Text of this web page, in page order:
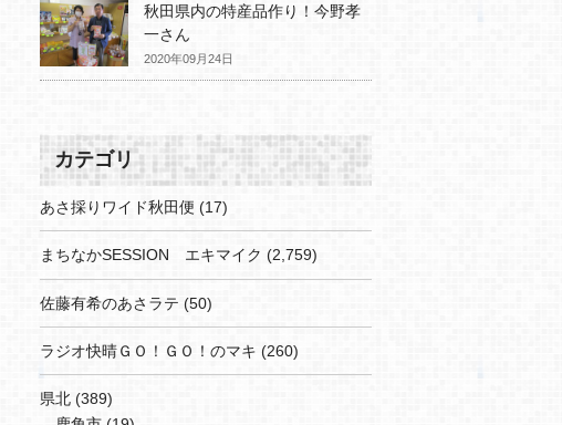
秋田県内の特産品作り！今野孝
一さん
2020年09月24日
カテゴリ
あさ採りワイド秋田便 (17)
まちなかSESSION エキマイク (2,759)
佐藤有希のあさラテ (50)
ラジオ快晴ＧＯ！ＧＯ！のマキ (260)
県北 (389)